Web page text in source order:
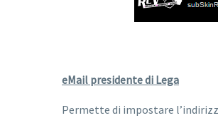
eMail presidente di Lega
Permette di impostare